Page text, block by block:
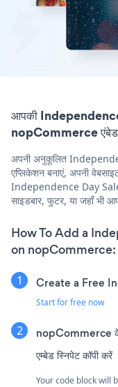
आपकी
nopCommerce एंबेड
अपनी अनुकूलित
एप्लिकेशन बनाएं, अपनी
Independence Day
साइडबार, फुटर, या जहाँ भी
How To Add a
on nopCommerce:
Create a Free
Start for free now
nopCommerce
एम्बेड स्निपेट कॉपी करें
Your code block will